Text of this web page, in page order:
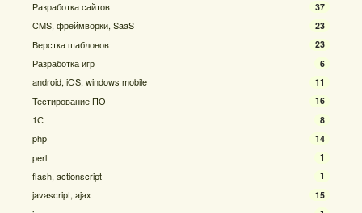
Разработка сайтов 37
CMS, фреймворки, SaaS 23
Верстка шаблонов 23
Разработка игр 6
android, iOS, windows mobile 11
Тестирование ПО 16
1С 8
php 14
perl 1
flash, actionscript 1
javascript, ajax 15